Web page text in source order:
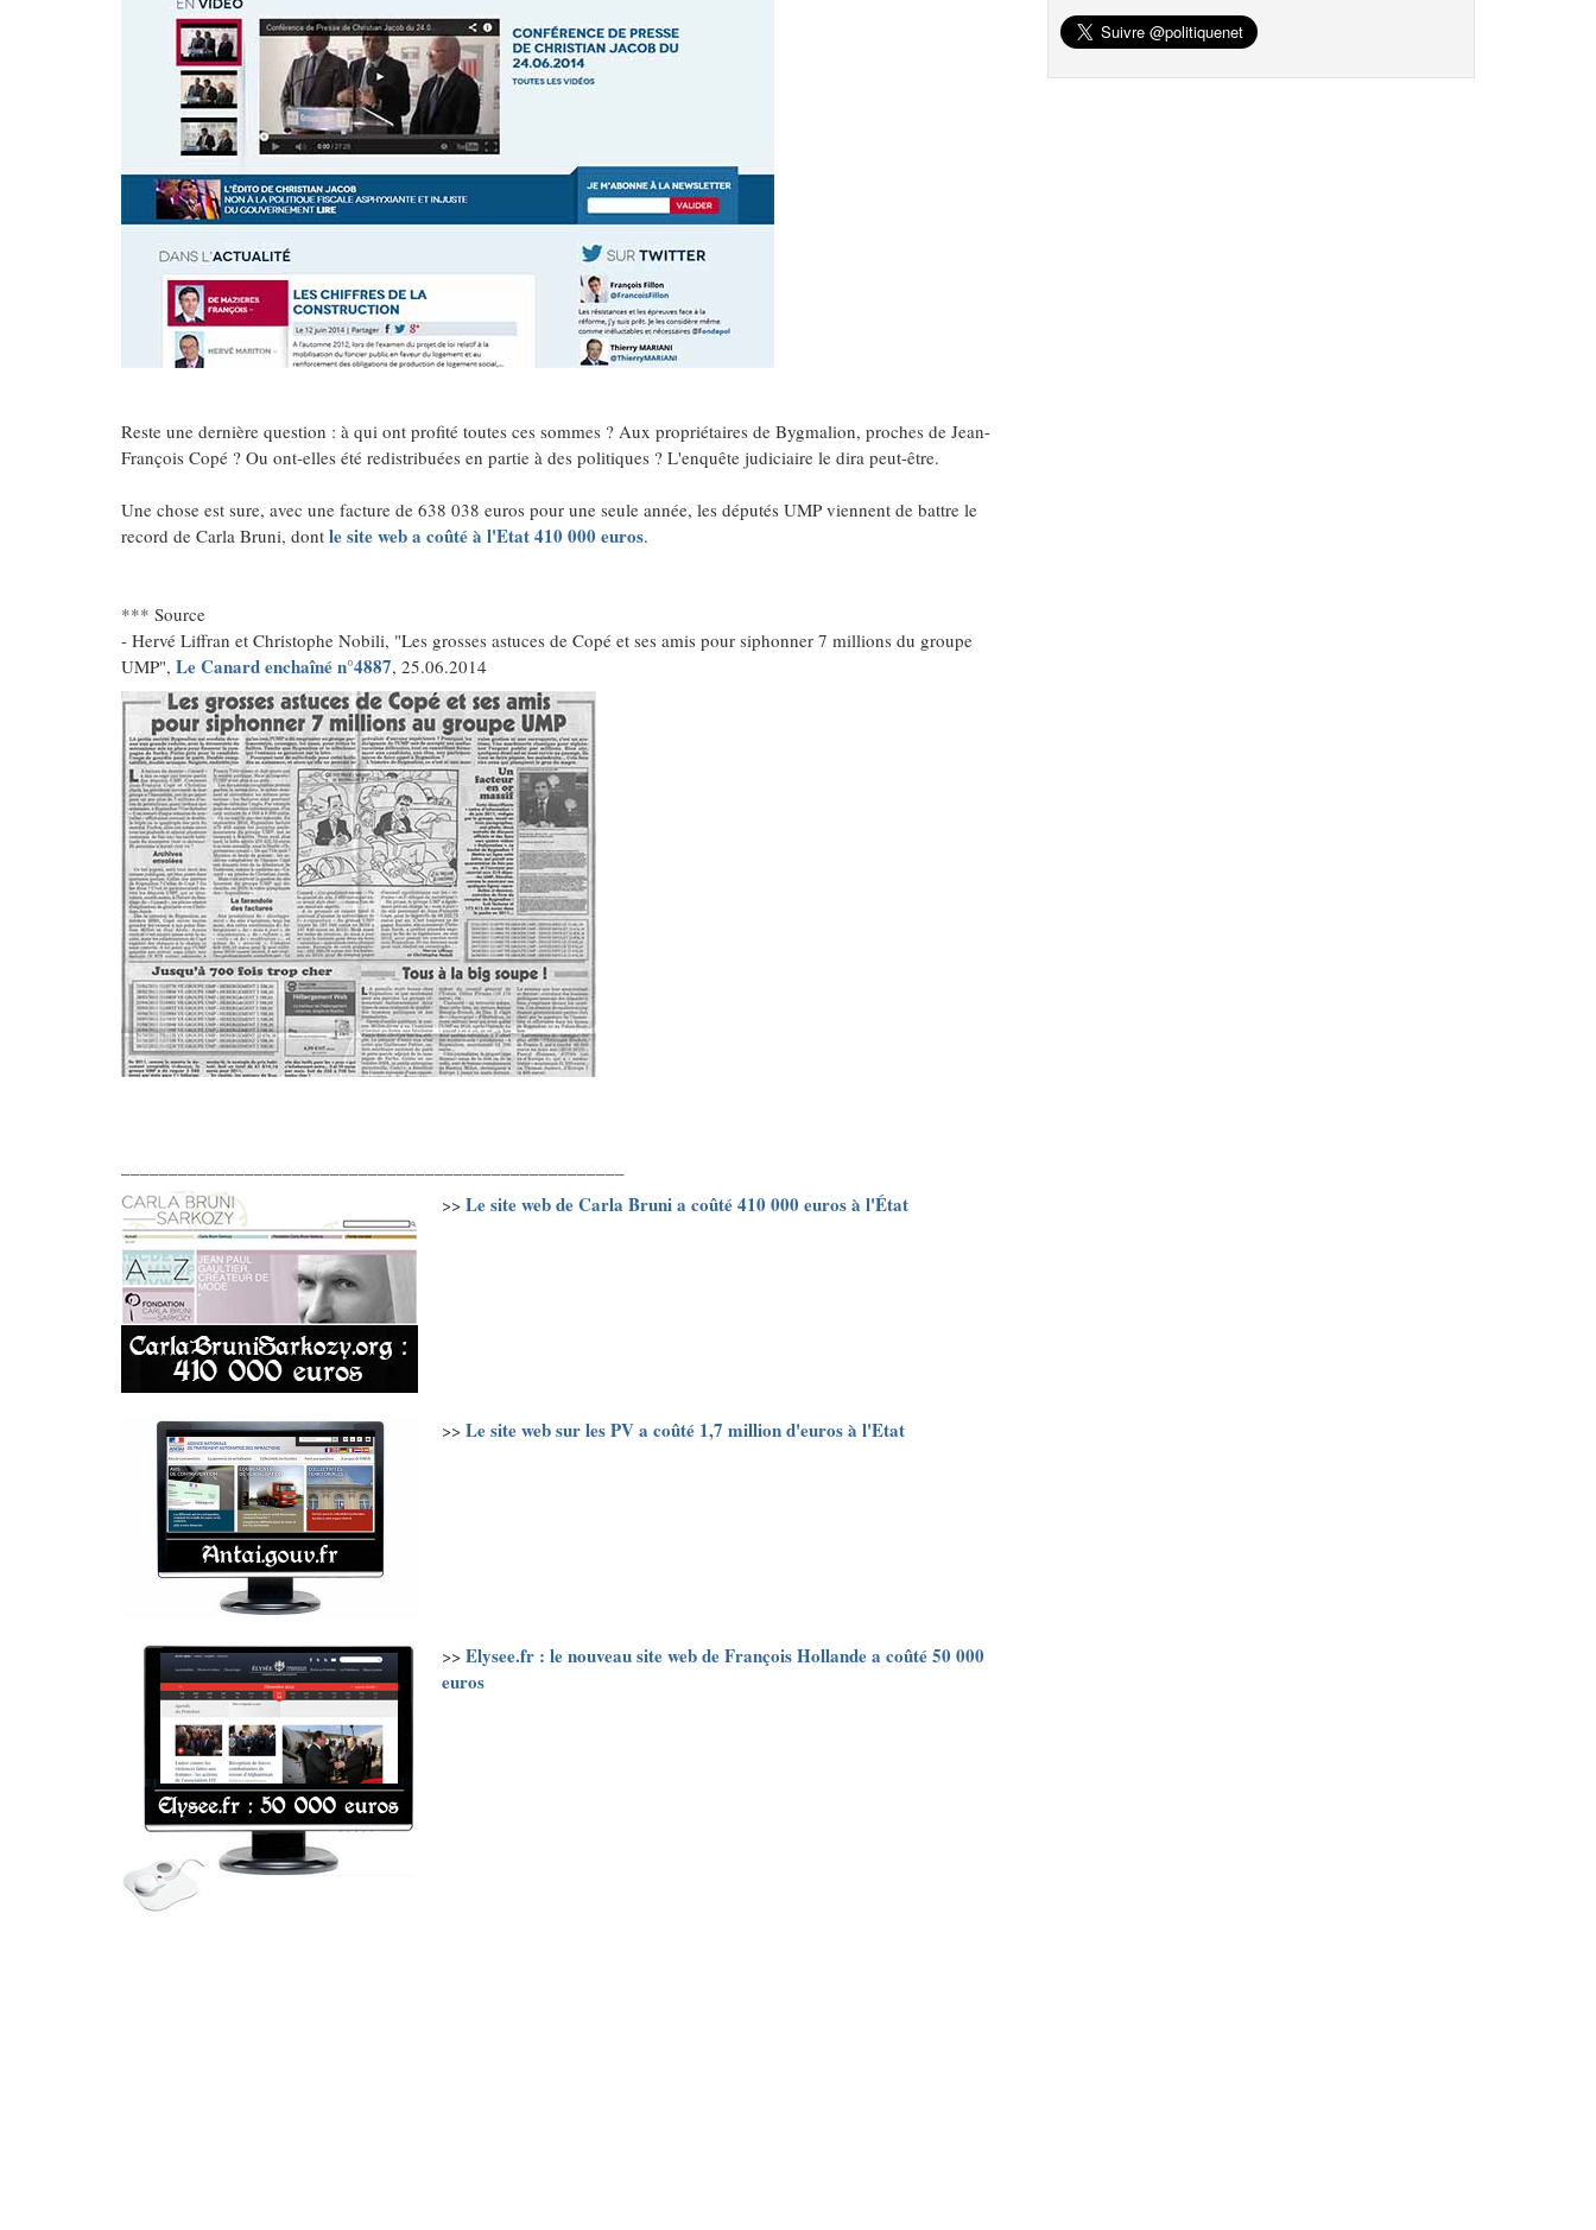
Reste une dernière question : à qui ont profité toutes ces sommes ? Aux propriétaires de Bygmalion, proches de Jean-
François Copé ? Ou ont-elles été redistribuées en partie à des politiques ? L'enquête judiciaire le dira peut-être.
Une chose est sure, avec une facture de 638 038 euros pour une seule année, les députés UMP viennent de battre le
record de Carla Bruni, dont le site web a coûté à l'Etat 410 000 euros.
*** Source
- Hervé Liffran et Christophe Nobili, "Les grosses astuces de Copé et ses amis pour siphonner 7 millions du groupe
UMP", Le Canard enchaîné n°4887, 25.06.2014
>> Le site web de Carla Bruni a coûté 410 000 euros à l'État
>> Le site web sur les PV a coûté 1,7 million d'euros à l'Etat
>> Elysee.fr : le nouveau site web de François Hollande a coûté 50 000
euros